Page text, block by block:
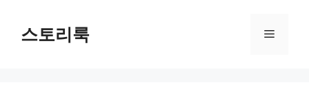
content스토리룩 Menu